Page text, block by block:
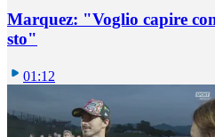
Marquez: "Voglio capire
sto"
01:12